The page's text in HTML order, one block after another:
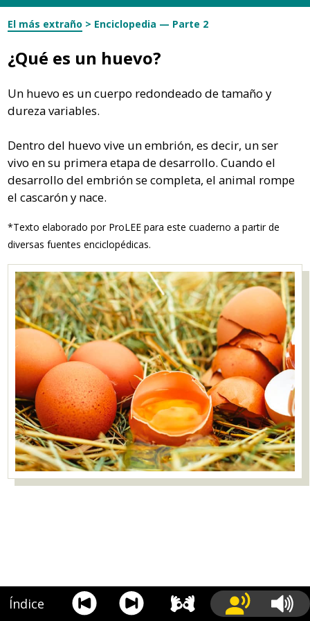
El más extraño > Enciclopedia — Parte 2
¿Qué es un huevo?
Un huevo es un cuerpo redondeado de tamaño y
dureza variables.
Dentro del huevo vive un embrión, es decir, un ser
vivo en su primera etapa de desarrollo. Cuando el
desarrollo del embrión se completa, el animal rompe
el cascarón y nace.
*Texto elaborado por ProLEE para este cuaderno a partir de
diversas fuentes enciclopédicas.
Índice